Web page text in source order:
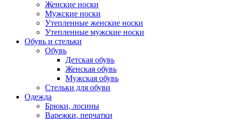
Женские носки
Мужские носки
Утепленные женские носки
Утепленные мужские носки
Обувь и стельки
Обувь
Детская обувь
Женская обувь
Мужская обувь
Стельки для обуви
Одежда
Брюки, лосины
Варежки, перчатки